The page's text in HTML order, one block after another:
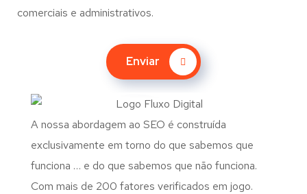
comerciais e administrativos.
Enviar
A nossa abordagem ao SEO é construída
exclusivamente em torno do que sabemos que
funciona … e do que sabemos que não funciona.
Com mais de 200 fatores verificados em jogo.